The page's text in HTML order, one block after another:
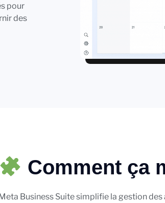
pour
des
Comment ça
Business Suite simplifie la gestion